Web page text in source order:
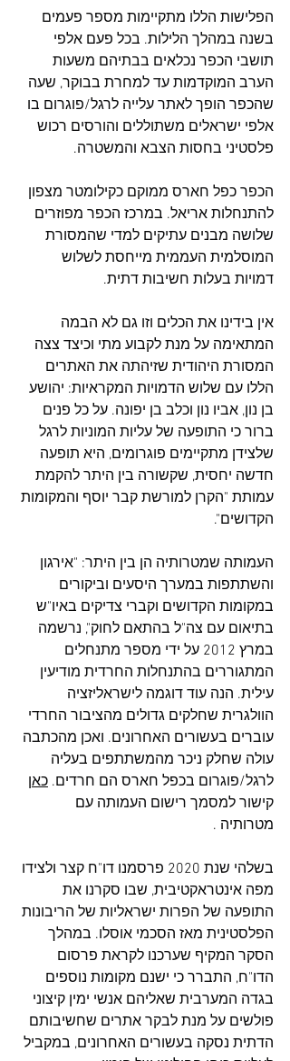
הפלישות הללו מתקיימות מספר פעמים
בשנה במהלך הלילות. בכל פעם אלפי
תושבי הכפר נכלאים בבתיהם משעות
הערב המוקדמות עד למחרת בבוקר, שעה
שהכפר הופך לאתר עלייה לרגל/פוגרום בו
אלפי ישראלים משתוללים והורסים רכוש
פלסטיני בחסות הצבא והמשטרה.
הכפר כפל חארס ממוקם כקילומטר מצפון
להתנחלות אריאל. במרכז הכפר מפוזרים
שלושה מבנים עתיקים למדי שהמסורת
המוסלמית העממית מייחסת לשלוש
דמויות בעלות חשיבות דתית.
אין בידינו את הכלים וזו גם לא הבמה
המתאימה על מנת לקבוע מתי וכיצד צצה
המסורת היהודית שזיהתה את האתרים
הללו עם שלוש הדמויות המקראיות: יהושע
בן נון, אביו נון וכלב בן יפונה. על כל פנים
ברור כי התופעה של עליות המוניות לרגל
שלצידן מתקיימים פוגרומים, היא תופעה
חדשה יחסית, שקשורה בין היתר להקמת
עמותת "הקרן למורשת קבר יוסף והמקומות
הקדושים".
העמותה שמטרותיה הן בין היתר: "אירגון
והשתתפות במערך היסעים וביקורים
במקומות הקדושים וקברי צדיקים באיו"ש
בתיאום עם צה"ל בהתאם לחוק", נרשמה
במרץ 2012 על ידי מספר מתנחלים
המתגוררים בהתנחלות החרדית מודיעין
עילית. הנה עוד דוגמה לישראליזציה
הוולגרית שחלקים גדולים מהציבור החרדי
עוברים בעשורים האחרונים. ואכן מהכתבה
עולה שחלק ניכר מהמשתתפים בעליה
לרגל/פוגרום בכפל חארס הם חרדים. כאן
קישור למסמך רישום העמותה עם
מטרותיה .
בשלהי שנת 2020 פרסמנו דו"ח קצר ולצידו
מפה אינטראקטיבית, שבו סקרנו את
התופעה של הפרות ישראליות של הריבונות
הפלסטינית מאז הסכמי אוסלו. במהלך
הסקר המקיף שערכנו לקראת פרסום
הדו"ח, התברר כי ישנם מקומות נוספים
בגדה המערבית שאליהם אנשי ימין קיצוני
פולשים על מנת לבקר אתרים שחשיבותם
הדתית נסקה בעשורים האחרונים, במקביל